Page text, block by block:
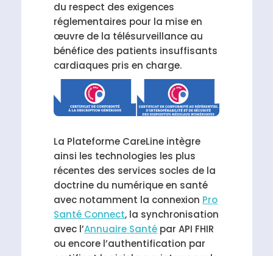
du respect des exigences
réglementaires pour la mise en
œuvre de la télésurveillance au
bénéfice des patients insuffisants
cardiaques pris en charge.
La Plateforme CareLine intègre
ainsi les technologies les plus
récentes des services socles de la
doctrine du numérique en santé
avec notamment la connexion Pro
Santé Connect, la synchronisation
avec l’Annuaire Santé par API FHIR
ou encore l’authentification par